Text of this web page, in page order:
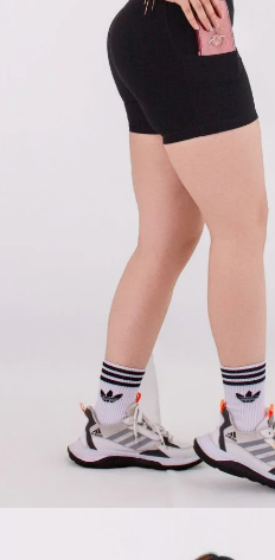
IMAGEN
PANTALLA